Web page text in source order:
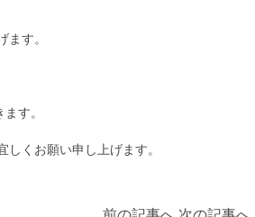
す。
す。
くお願い申し上げます。